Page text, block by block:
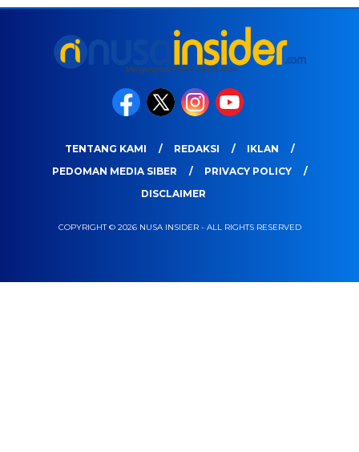
TENTANG KAMI REDAKSI
IKLAN
PEDOMAN MEDIA SIBER
PRIVACY POLICY
DISCLAIMER
COPYRIGHT © 2026 NUSA INSIDER - ALL RIGHTS RESERVED